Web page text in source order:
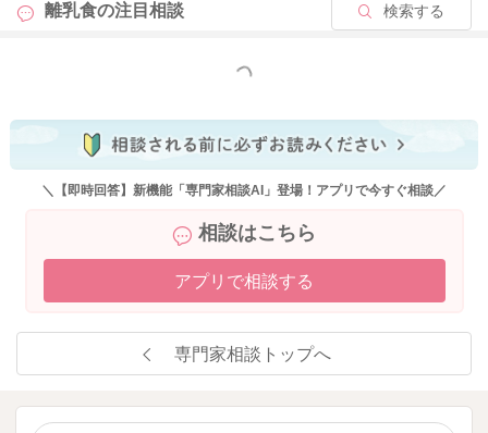
離乳食の注目相談 検索する
もっと見る
＼【即時回答】新機能「専門家相談AI」登場！アプリで今すぐ相談／
相談はこちら
アプリで相談する
専門家相談トップへ